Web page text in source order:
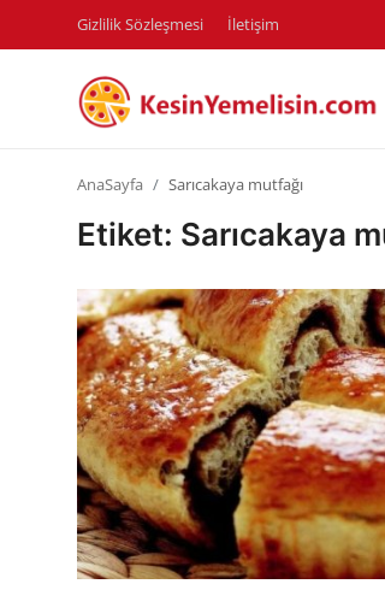
Gizlilik Sözleşmesi İletişim
Diyet & Sağlıklı Beslenme
İletişim
Şehirler
Helal Gıda & Dini Hükümler
Gıda Güvenliği & Bilimi
Kalori & Diyet Rehberi
AnaSayfa Sarıcakaya mutfağı
Etiket: Sarıcakaya